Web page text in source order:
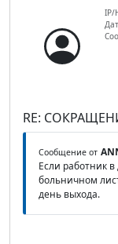
IP/
RE:
Сообщение от
Если работник
больничном
день выхода.